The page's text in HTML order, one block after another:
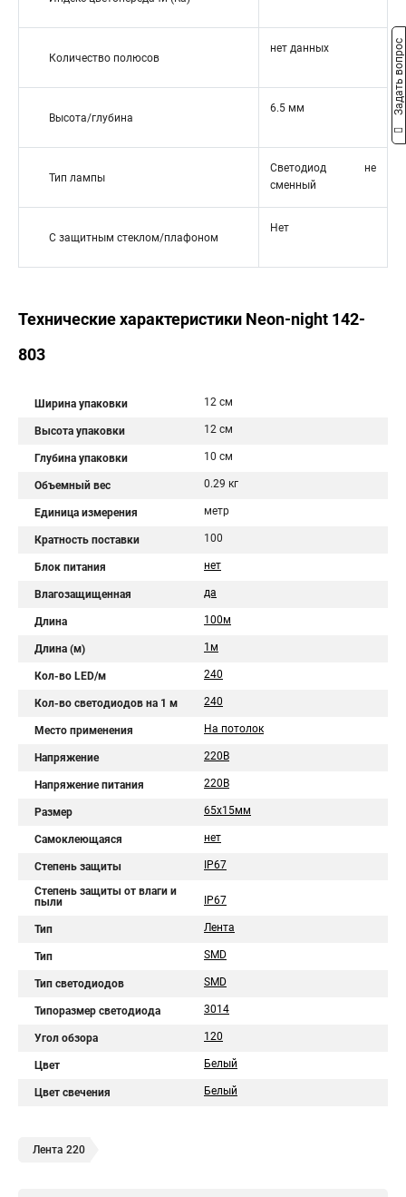
Количество полюсов
нет данных
Высота/глубина
6.5 мм
Тип лампы
Светодиод не
сменный
С защитным стеклом/плафоном
Нет
Технические характеристики Neon-night 142-
803
Ширина упаковки 12 см
Высота упаковки 12 см
Глубина упаковки 10 см
Объемный вес 0.29 кг
Единица измерения метр
Кратность поставки 100
Блок питания нет
Влагозащищенная да
Длина 100м
Длина (м) 1м
Кол-во LED/м 240
Кол-во светодиодов на 1 м 240
Место применения На потолок
Напряжение 220В
Напряжение питания 220В
Размер 65x15мм
Самоклеющаяся нет
Степень защиты IP67
Степень защиты от влаги и
пыли
IP67
Тип Лента
Тип SMD
Тип светодиодов SMD
Типоразмер светодиода 3014
Угол обзора 120
Цвет Белый
Цвет свечения Белый
Лента 220
Задать вопрос